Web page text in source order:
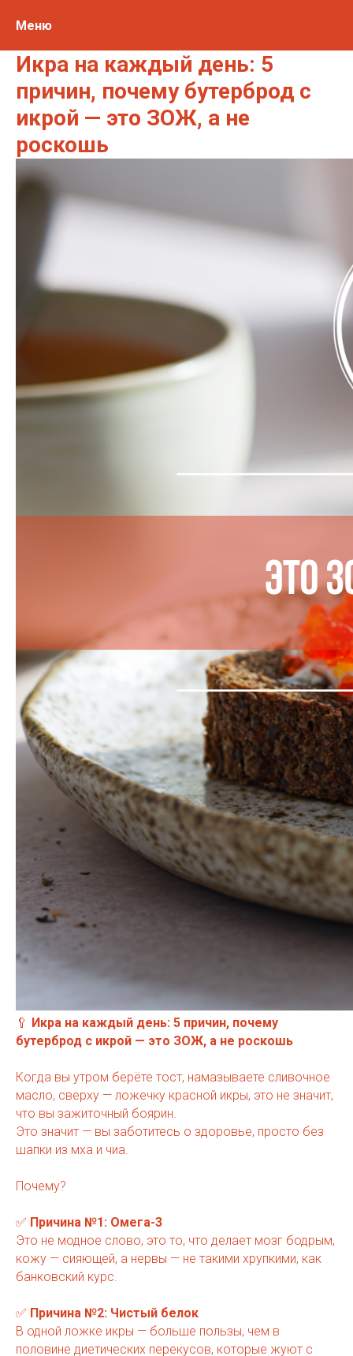
Меню
Икра на каждый день: 5
причин, почему бутерброд с
икрой — это ЗОЖ, а не
роскошь
🥄 Икра на каждый день: 5 причин, почему
бутерброд с икрой — это ЗОЖ, а не роскошь
Когда вы утром берёте тост, намазываете сливочное
масло, сверху — ложечку красной икры, это не значит,
что вы зажиточный боярин.
Это значит — вы заботитесь о здоровье, просто без
шапки из мха и чиа.
Почему?
✅ Причина №1: Омега-3
Это не модное слово, это то, что делает мозг бодрым,
кожу — сияющей, а нервы — не такими хрупкими, как
банковский курс.
✅ Причина №2: Чистый белок
В одной ложке икры — больше пользы, чем в
половине диетических перекусов, которые жуют с